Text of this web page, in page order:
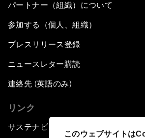
このウェブサイトは
パートナー（組織）について
参加する（個人、組織）
プレスリリース登録
ニュースレター購読
連絡先 (英語のみ)
リンク
サステナビリティへの取り組み